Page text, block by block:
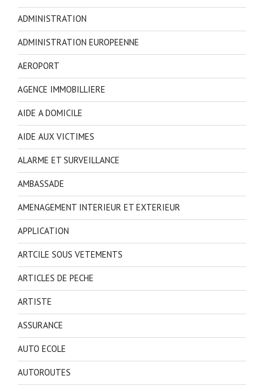
ADMINISTRATION
ADMINISTRATION EUROPEENNE
AEROPORT
AGENCE IMMOBILLIERE
AIDE A DOMICILE
AIDE AUX VICTIMES
ALARME ET SURVEILLANCE
AMBASSADE
AMENAGEMENT INTERIEUR ET EXTERIEUR
APPLICATION
ARTCILE SOUS VETEMENTS
ARTICLES DE PECHE
ARTISTE
ASSURANCE
AUTO ECOLE
AUTOROUTES